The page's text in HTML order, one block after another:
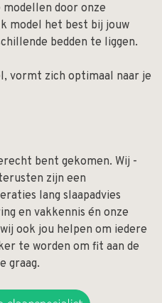
door onze
model het best bij jouw
bedden te liggen.
vormt zich optimaal naar je
bent gekomen. Wij -
zijn een
lang slaapadvies
en vakkennis én onze
ook jou helpen om iedere
te worden om fit aan de
graag.